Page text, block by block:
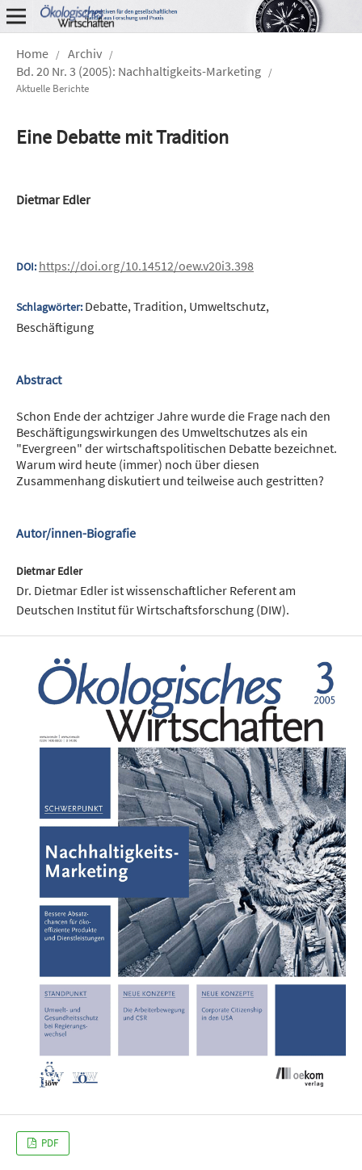
Home / Archiv /
Bd. 20 Nr. 3 (2005): Nachhaltigkeits-Marketing /
Aktuelle Berichte
Eine Debatte mit Tradition
Dietmar Edler
DOI: https://doi.org/10.14512/oew.v20i3.398
Schlagwörter: Debatte, Tradition, Umweltschutz,
Beschäftigung
Abstract
Schon Ende der achtziger Jahre wurde die Frage nach den
Beschäftigungswirkungen des Umweltschutzes als ein
"Evergreen" der wirtschaftspolitischen Debatte bezeichnet.
Warum wird heute (immer) noch über diesen
Zusammenhang diskutiert und teilweise auch gestritten?
Autor/innen-Biografie
Dietmar Edler
Dr. Dietmar Edler ist wissenschaftlicher Referent am
Deutschen Institut für Wirtschaftsforschung (DIW).
PDF